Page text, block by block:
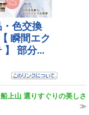
船上山 選りすぐりの美しさ
≫